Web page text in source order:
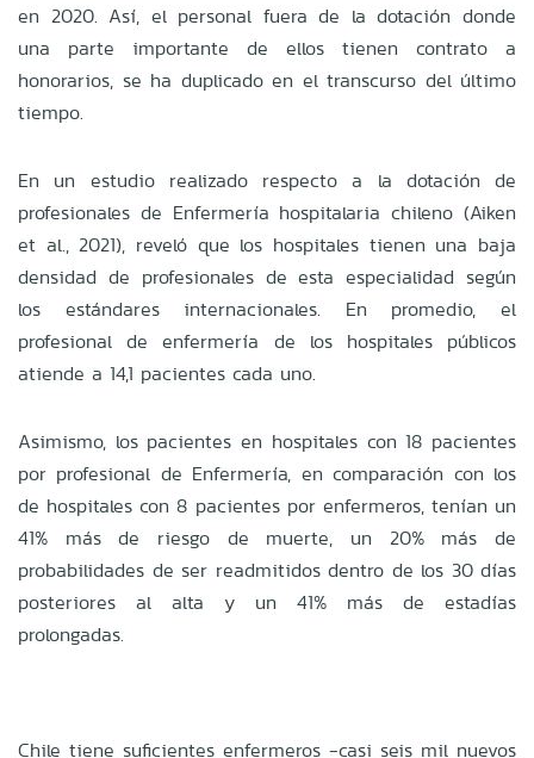
en 2020. Así, el personal fuera de la dotación donde
una parte importante de ellos tienen contrato a
honorarios, se ha duplicado en el transcurso del último
tiempo.
En un estudio realizado respecto a la dotación de
profesionales de Enfermería hospitalaria chileno (Aiken
et al., 2021), reveló que los hospitales tienen una baja
densidad de profesionales de esta especialidad según
los estándares internacionales. En promedio, el
profesional de enfermería de los hospitales públicos
atiende a 14,1 pacientes cada uno.
Asimismo, los pacientes en hospitales con 18 pacientes
por profesional de Enfermería, en comparación con los
de hospitales con 8 pacientes por enfermeros, tenían un
41% más de riesgo de muerte, un 20% más de
probabilidades de ser readmitidos dentro de los 30 días
posteriores al alta y un 41% más de estadías
prolongadas.
Chile tiene suficientes enfermeros -casi seis mil nuevos